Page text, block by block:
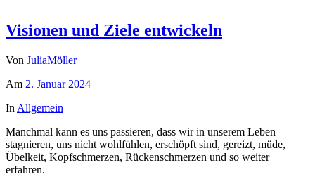
Visionen und Ziele entwickeln
Von JuliaMöller
Am 2. Januar 2024
In Allgemein
Manchmal kann es uns passieren, dass wir in unserem Leben
stagnieren, uns nicht wohlfühlen, erschöpft sind, gereizt, müde,
Übelkeit, Kopfschmerzen, Rückenschmerzen und so weiter
erfahren.